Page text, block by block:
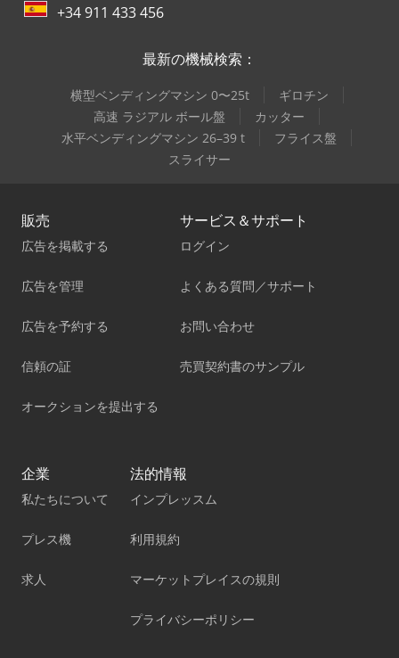
+34 911 433 456
最新の機械検索：
横型ベンディングマシン 0〜25t
ギロチン
高速 ラジアル ボール盤
カッター
水平ベンディングマシン 26–39 t
フライス盤
スライサー
販売
広告を掲載する
広告を管理
広告を予約する
信頼の証
オークションを提出する
サービス＆サポート
ログイン
よくある質問／サポート
お問い合わせ
売買契約書のサンプル
企業
私たちについて
プレス機
求人
法的情報
インプレッスム
利用規約
マーケットプレイスの規則
プライバシーポリシー